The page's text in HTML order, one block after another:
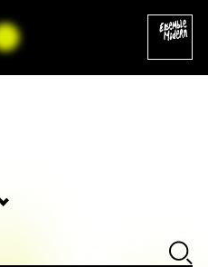
Pavan (arr. für